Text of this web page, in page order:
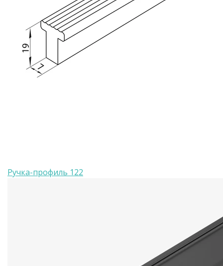
Ручка-профиль 122